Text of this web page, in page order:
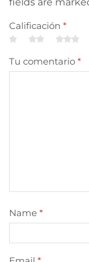
Calificación *
Tu comentario *
Name *